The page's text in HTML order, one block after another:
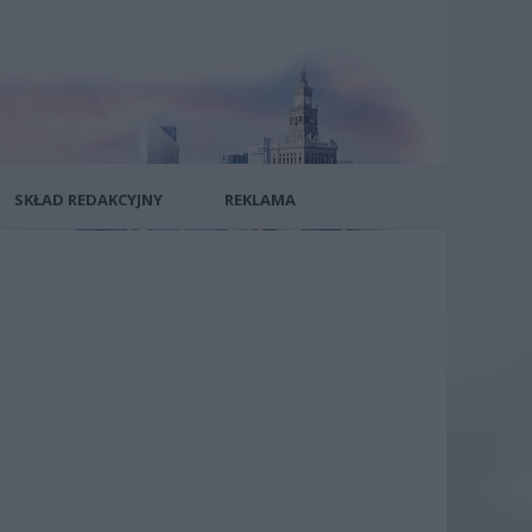
SKŁAD REDAKCYJNY REKLAMA